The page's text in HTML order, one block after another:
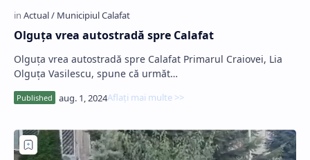
Olguța vrea autostradă spre Calafat
Olguța vrea autostradă spre Calafat Primarul Craiovei, Lia
Olguța Vasilescu, spune că următ…